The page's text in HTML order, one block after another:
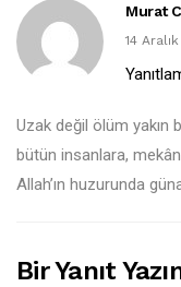
Murat
14
Uzak değil ölüm yakın
bütün insanlara,
Allah’ın huzurunda
Bir Yanıt